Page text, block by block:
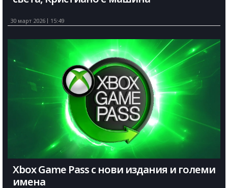
30 март 2026 15:49
Xbox Game Pass с нови издания и големи
имена